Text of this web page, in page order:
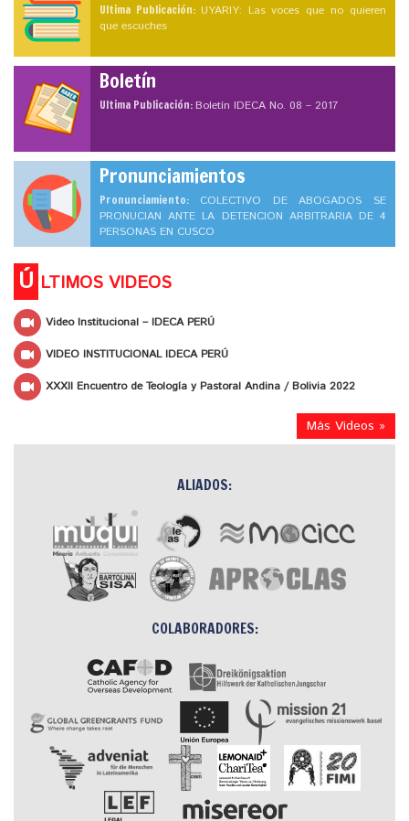
Ultima Publicación: UYARIY: Las voces que no quieren
que escuches
Boletín
Ultima Publicación:Boletín IDECA No. 08 – 2017
Pronunciamientos
Pronunciamiento: COLECTIVO DE ABOGADOS SE
PRONUCIAN ANTE LA DETENCION ARBITRARIA DE 4
PERSONAS EN CUSCO
Ú LTIMOS VIDEOS
Video Institucional – IDECA PERÚ
VIDEO INSTITUCIONAL IDECA PERÚ
XXXII Encuentro de Teología y Pastoral Andina / Bolivia 2022
Más Videos »
ALIADOS:
COLABORADORES: